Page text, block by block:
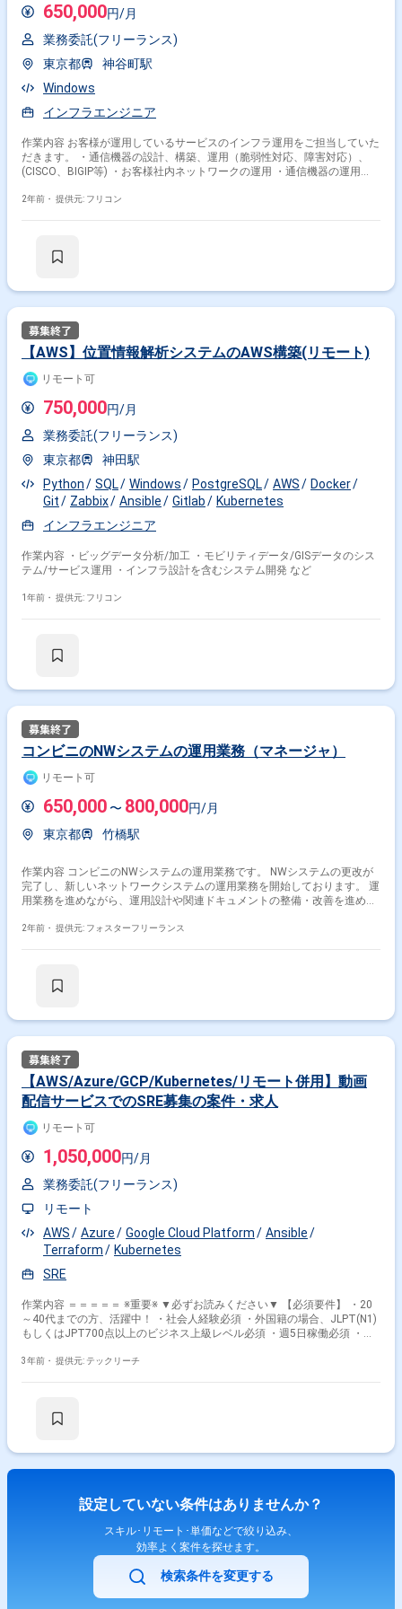
650,000円/月
業務委託(フリーランス)
東京都
神谷町駅
Windows
インフラエンジニア
作業内容 お客様が運用しているサービスのインフラ運用をご担当していた
だきます。 ・通信機器の設計、構築、運用（脆弱性対応、障害対応）、
(CISCO、BIGIP等) ・お客様社内ネットワークの運用 ・通信機器の運用
障害対応）、WEB サイト運用（アクセスログ集計） ・監視ツール
2年前・ 提供元: フリコン
【AWS】位置情報解析システムのAWS構築(リモート)
リモート可
750,000円/月
業務委託(フリーランス)
東京都
神田駅
Python
SQL Windows PostgreSQL AWS
Docker
Git
Zabbix Ansible Gitlab
Kubernetes
インフラエンジニア
作業内容 ・ビッグデータ分析/加工 ・モビリティデータ/GISデータのシス
テム/サービス運用 ・インフラ設計を含むシステム開発 など
1年前・ 提供元: フリコン
コンビニのNWシステムの運用業務（マネージャ）
リモート可
650,000 〜 800,000円/月
東京都
竹橋駅
作業内容 コンビニのNWシステムの運用業務です。 NWシステムの更改が
完了し、新しいネットワークシステムの運用業務を開始しております。 運
用業務を進めながら、運用設計や関連ドキュメントの整備・改善を進めて
障対応（原因調査、改善検討、復旧対応、障害報告） ・設定変更対応（主
ます※※
2年前・ 提供元: フォスターフリーランス
【AWS/Azure/GCP/Kubernetes/リモート併用】動画
配信サービスでのSRE募集の案件・求人
リモート可
1,050,000円/月
業務委託(フリーランス)
リモート
AWS
Azure Google Cloud Platform
Ansible
Terraform
Kubernetes
SRE
作業内容 ＝＝＝＝＝ ※重要※ ▼必ずお読みください▼ 【必須要件】 ・20
～40代までの方、活躍中！ ・社会人経験必須 ・外国籍の場合、JLPT(N1)
もしくはJPT700点以上のビジネス上級レベル必須 ・週5日稼働必須 ・エ
たにマイクロサービスとして構築するにあたりSREチームの立ち上げを行
策定・運用 ・トイル削減のための自動化、そのためのツール開発 ・組織
3年前・ 提供元: テックリーチ
設定していない条件はありませんか？
スキル･リモート･単価などで絞り込み、
効率よく案件を探せます。
検索条件を変更する